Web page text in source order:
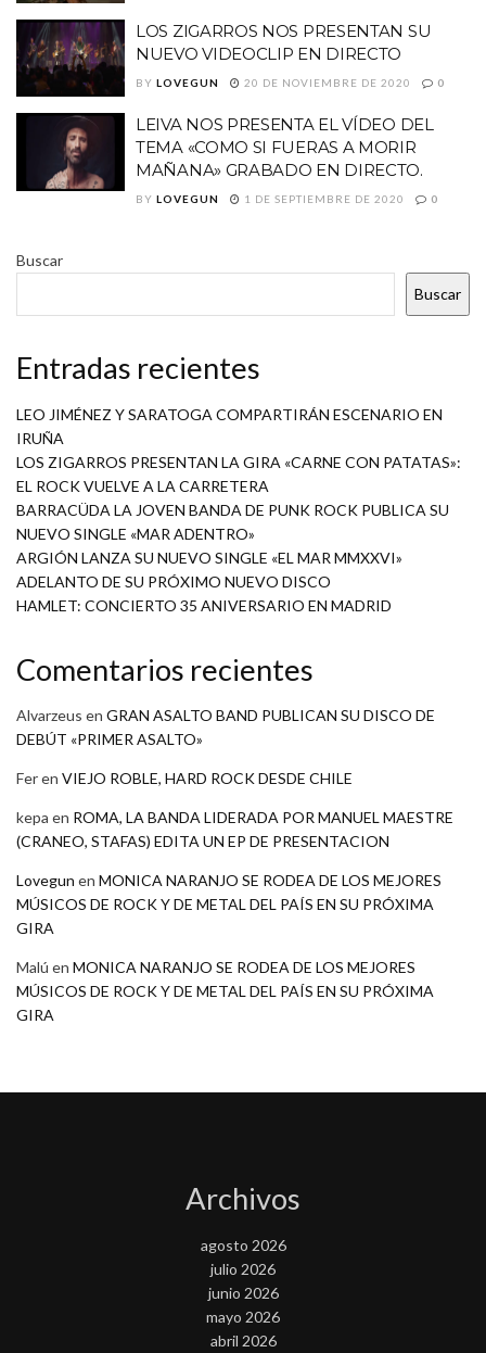
LOS ZIGARROS NOS PRESENTAN SU
NUEVO VIDEOCLIP EN DIRECTO
BY LOVEGUN 20 DE NOVIEMBRE DE 2020 0
LEIVA NOS PRESENTA EL VÍDEO DEL
TEMA «COMO SI FUERAS A MORIR
MAÑANA» GRABADO EN DIRECTO.
BY LOVEGUN 1 DE SEPTIEMBRE DE 2020 0
Buscar
Buscar
Entradas recientes
LEO JIMÉNEZ Y SARATOGA COMPARTIRÁN ESCENARIO EN
IRUÑA
LOS ZIGARROS PRESENTAN LA GIRA «CARNE CON PATATAS»:
EL ROCK VUELVE A LA CARRETERA
BARRACÜDA LA JOVEN BANDA DE PUNK ROCK PUBLICA SU
NUEVO SINGLE «MAR ADENTRO»
ARGIÓN LANZA SU NUEVO SINGLE «EL MAR MMXXVI»
ADELANTO DE SU PRÓXIMO NUEVO DISCO
HAMLET: CONCIERTO 35 ANIVERSARIO EN MADRID
Comentarios recientes
Alvarzeus en GRAN ASALTO BAND PUBLICAN SU DISCO DE
DEBÚT «PRIMER ASALTO»
Feren VIEJO ROBLE, HARD ROCK DESDE CHILE
kepa en ROMA, LA BANDA LIDERADA POR MANUEL MAESTRE
(CRANEO, STAFAS) EDITA UN EP DE PRESENTACION
Lovegun en MONICA NARANJO SE RODEA DE LOS MEJORES
MÚSICOS DE ROCK Y DE METAL DEL PAÍS EN SU PRÓXIMA
GIRA
Malú en MONICA NARANJO SE RODEA DE LOS MEJORES
MÚSICOS DE ROCK Y DE METAL DEL PAÍS EN SU PRÓXIMA
GIRA
Archivos
agosto 2026
julio 2026
junio 2026
mayo 2026
abril 2026